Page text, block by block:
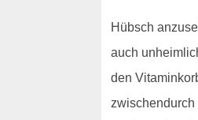
Hübsch
auch
den